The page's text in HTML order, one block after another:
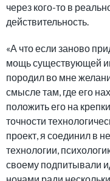
через кого-то в
действительность.
«А что если заново
мощь существующей
породил во мне
смысле там, где его
положить его на
точности
проект, я соединил в
технологии,
своему подпитывали